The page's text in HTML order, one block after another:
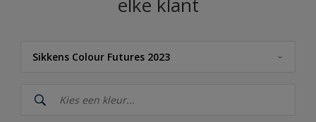
Sikkens Colour Futures 2023
Sikkens